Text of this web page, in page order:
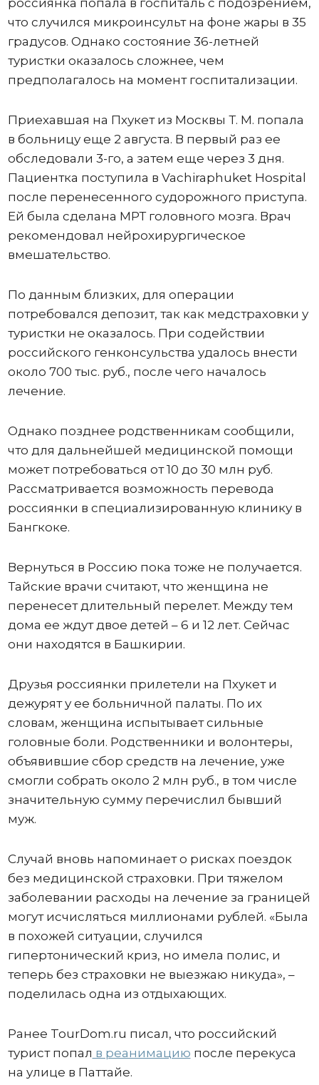
что случился микроинсульт на фоне жары в 35
градусов. Однако состояние 36-летней
туристки оказалось сложнее, чем
предполагалось на момент госпитализации.
Приехавшая на Пхукет из Москвы Т. М. попала
в больницу еще 2 августа. В первый раз ее
обследовали 3-го, а затем еще через 3 дня.
Пациентка поступила в Vachiraphuket Hospital
после перенесенного судорожного приступа.
Ей была сделана МРТ головного мозга. Врач
рекомендовал нейрохирургическое
вмешательство.
По данным близких, для операции
потребовался депозит, так как медстраховки у
туристки не оказалось. При содействии
российского генконсульства удалось внести
около 700 тыс. руб., после чего началось
лечение.
Однако позднее родственникам сообщили,
что для дальнейшей медицинской помощи
может потребоваться от 10 до 30 млн руб.
Рассматривается возможность перевода
россиянки в специализированную клинику в
Бангкоке.
Вернуться в Россию пока тоже не получается.
Тайские врачи считают, что женщина не
перенесет длительный перелет. Между тем
дома ее ждут двое детей – 6 и 12 лет. Сейчас
они находятся в Башкирии.
Друзья россиянки прилетели на Пхукет и
дежурят у ее больничной палаты. По их
словам, женщина испытывает сильные
головные боли. Родственники и волонтеры,
объявившие сбор средств на лечение, уже
смогли собрать около 2 млн руб., в том числе
значительную сумму перечислил бывший
муж.
Случай вновь напоминает о рисках поездок
без медицинской страховки. При тяжелом
заболевании расходы на лечение за границей
могут исчисляться миллионами рублей. «Была
в похожей ситуации, случился
гипертонический криз, но имела полис, и
теперь без страховки не выезжаю никуда», –
поделилась одна из отдыхающих.
Ранее TourDom.ru писал, что российский
турист попал в реанимацию после перекуса
на улице в Паттайе.